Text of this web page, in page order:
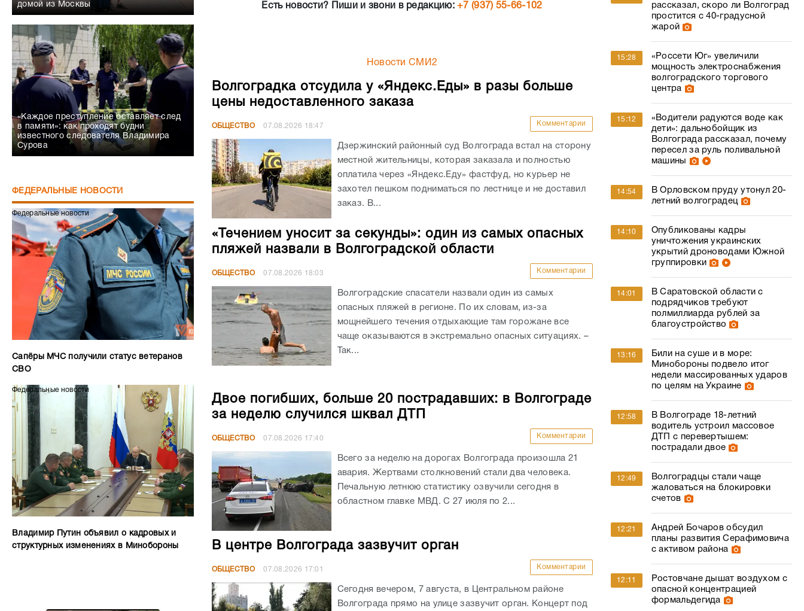
домой из Москвы
«Каждое преступление оставляет след
в памяти»: как проходят будни
известного следователя Владимира
Сурова
ФЕДЕРАЛЬНЫЕ НОВОСТИ
Федеральные новости
Сапёры МЧС получили статус ветеранов
СВО
Федеральные новости
Владимир Путин объявил о кадровых и
структурных изменениях в Минобороны
Есть новости? Пиши и звони в редакцию:+7 (937) 55-66-102
Новости СМИ2
Волгоградка отсудила у «Яндекс.Еды» в разы больше
цены недоставленного заказа
ОБЩЕСТВО 07.08.2026 18:47 Комментарии
Дзержинский районный суд Волгограда встал на сторону
местной жительницы, которая заказала и полностью
оплатила через «Яндекс.Еду» фастфуд, но курьер не
захотел пешком подниматься по лестнице и не доставил
заказ. В...
«Течением уносит за секунды»: один из самых опасных
пляжей назвали в Волгоградской области
ОБЩЕСТВО 07.08.2026 18:03 Комментарии
Волгоградские спасатели назвали один из самых
опасных пляжей в регионе. По их словам, из-за
мощнейшего течения отдыхающие там горожане все
чаще оказываются в экстремально опасных ситуациях. –
Так...
Двое погибших, больше 20 пострадавших: в Волгограде
за неделю случился шквал ДТП
ОБЩЕСТВО 07.08.2026 17:40 Комментарии
Всего за неделю на дорогах Волгограда произошла 21
авария. Жертвами столкновений стали два человека.
Печальную летнюю статистику озвучили сегодня в
областном главке МВД. С 27 июля по 2...
В центре Волгограда зазвучит орган
ОБЩЕСТВО 07.08.2026 17:01 Комментарии
Сегодня вечером, 7 августа, в Центральном районе
Волгограда прямо на улице зазвучит орган. Концерт под
рассказал, скоро ли Волгоград
простится с 40-градусной
жарой
15:28
«Россети Юг» увеличили
мощность электроснабжения
волгоградского торгового
центра
15:12
«Водители радуются воде как
дети»: дальнобойщик из
Волгограда рассказал, почему
пересел за руль поливальной
машины
14:54
В Орловском пруду утонул 20-
летний волгоградец
14:10
Опубликованы кадры
уничтожения украинских
укрытий дроноводами Южной
группировки
14:01
В Саратовской области с
подрядчиков требуют
полмиллиарда рублей за
благоустройство
13:16
Били на суше и в море:
Минобороны подвело итог
недели массированных ударов
по целям на Украине
12:58
В Волгограде 18-летний
водитель устроил массовое
ДТП с перевертышем:
пострадали двое
12:49
Волгоградцы стали чаще
жаловаться на блокировки
счетов
12:21
Андрей Бочаров обсудил
планы развития Серафимовича
с активом района
12:11
Ростовчане дышат воздухом с
опасной концентрацией
формальдегида